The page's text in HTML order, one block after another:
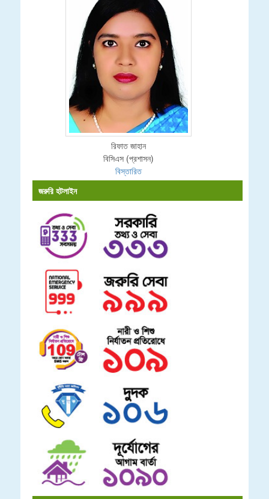
রিফাত জাহান
বিসিএস (প্রশাসন)
বিস্তারিত
জরুরি হটলাইন